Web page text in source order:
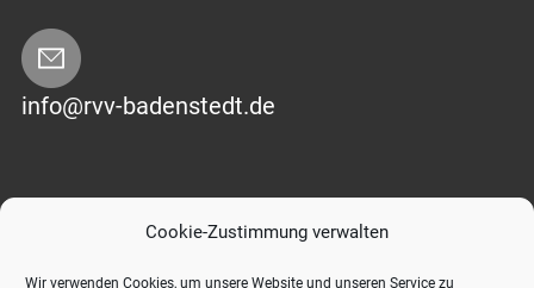
Cookie-Zustimmung verwalten
Wir verwenden Cookies, um unsere Website und unseren Service zu
info@rvv-badenstedt.de